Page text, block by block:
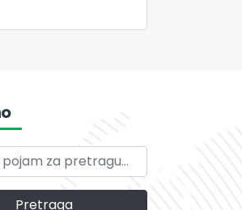
Pretraga